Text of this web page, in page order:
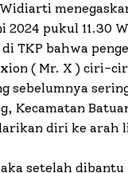
2024 pukul 11.30
TKP bahwa
( Mr. X ) ciri-
sebelumnya
Kecamatan
diri ke arah
setelah dibantu